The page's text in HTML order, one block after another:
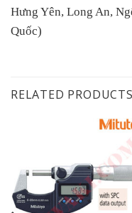
Hưng Yên, Long An,
Quốc)
RELATED PRODUCTS